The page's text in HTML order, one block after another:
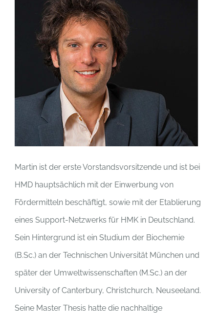
Martin ist der erste Vorstandsvorsitzende und ist bei
HMD hauptsächlich mit der Einwerbung von
Fördermitteln beschäftigt, sowie mit der Etablierung
eines Support-Netzwerks für HMK in Deutschland.
Sein Hintergrund ist ein Studium der Biochemie
(B.Sc.) an der Technischen Universität München und
später der Umweltwissenschaften (M.Sc.) an der
University of Canterbury, Christchurch, Neuseeland.
Seine Master Thesis hatte die nachhaltige